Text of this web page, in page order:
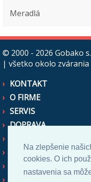
Na zlepšenie
cookies. O ich
nastavenia sa
Meradlá
© 2000 - 2026 Gobako
| všetko okolo zvárania
KONTAKT
O FIRME
SERVIS
DOPRAVA
AKO NAKUPOVAŤ